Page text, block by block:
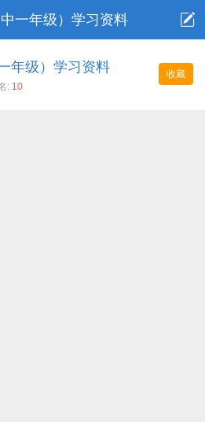
一年级）学习资料
收藏
年级）学习资料
: 10